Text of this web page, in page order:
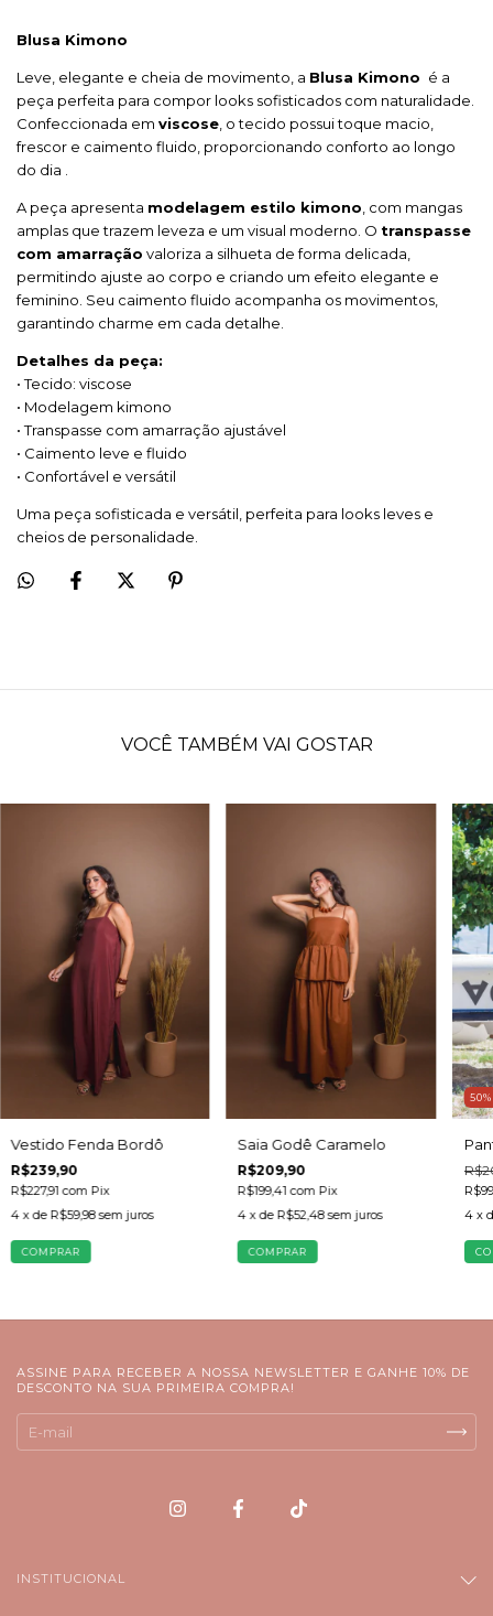
Blusa Kimono
Leve, elegante e cheia de movimento, a Blusa Kimono é a
peça perfeita para compor looks sofisticados com naturalidade.
Confeccionada em viscose , o tecido possui toque macio,
frescor e caimento fluido, proporcionando conforto ao longo
do dia .
A peça apresenta modelagem estilo kimono , com mangas
amplas que trazem leveza e um visual moderno. O transpasse
com amarração valoriza a silhueta de forma delicada,
permitindo ajuste ao corpo e criando um efeito elegante e
feminino. Seu caimento fluido acompanha os movimentos,
garantindo charme em cada detalhe.
Detalhes da peça:
• Tecido: viscose
• Modelagem kimono
• Transpasse com amarração ajustável
• Caimento leve e fluido
• Confortável e versátil
Uma peça sofisticada e versátil, perfeita para looks leves e
cheios de personalidade.
VOCÊ TAMBÉM VAI GOSTAR
Vestido Fenda Bordô
R$239,90
R$227,91com Pix
4 x de R$59,98 sem juros
COMPRAR
Saia Godê Caramelo
R$209,90
R$199,41com Pix
4 x de R$52,48 sem juros
COMPRAR
50
4 x
ASSINE PARA RECEBER A NOSSA NEWSLETTER E GANHE 10% DE
DESCONTO NA SUA PRIMEIRA COMPRA!
INSTITUCIONAL